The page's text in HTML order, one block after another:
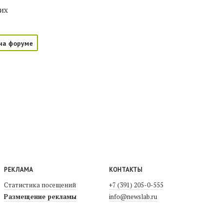
форуме
РЕКЛАМА
Статистика посещений
Размещение рекламы
КОНТАКТЫ
+7 (391) 205-0-555
info@newslab.ru